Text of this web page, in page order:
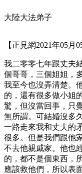
大陸大法弟子
【正見網2021年05月
我二零零七年跟丈夫
個哥哥，三個姐姐，
我至今也沒弄清楚。
的，還有很多做小姐
驚，但沒當回事，只
無所謂。可結婚沒多
一路走來我和丈夫的
很多。但是我們跟他
不去他親戚家。他也
的，都不是個東西，
應該救他們，所以表